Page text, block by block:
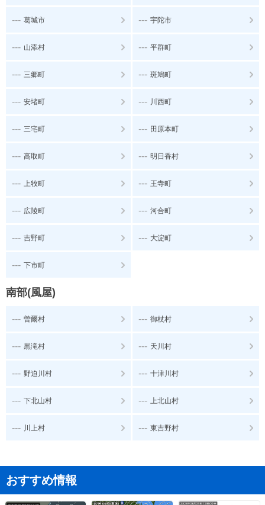
--- 葛城市 --- 宇陀市
--- 山添村 --- 平群町
--- 三郷町 --- 斑鳩町
--- 安堵町 --- 川西町
--- 三宅町 --- 田原本町
--- 高取町 --- 明日香村
--- 上牧町 --- 王寺町
--- 広陵町 --- 河合町
--- 吉野町 --- 大淀町
--- 下市町
南部(風屋)
--- 曽爾村 --- 御杖村
--- 黒滝村 --- 天川村
--- 野迫川村 --- 十津川村
--- 下北山村 --- 上北山村
--- 川上村 --- 東吉野村
おすすめ情報